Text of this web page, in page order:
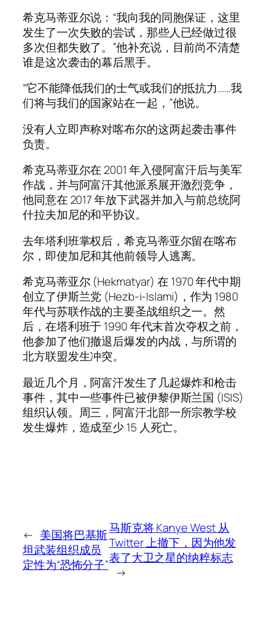
希克马蒂亚尔说：“我向我的同胞保证，这里
发生了一次失败的尝试，那些人已经做过很
多次但都失败了。”他补充说，目前尚不清楚
谁是这次袭击的幕后黑手。
“它不能降低我们的士气或我们的抵抗力……我
们将与我们的国家站在一起，”他说。
没有人立即声称对喀布尔的这两起袭击事件
负责。
希克马蒂亚尔在 2001 年入侵阿富汗后与美军
作战，并与阿富汗其他派系展开激烈竞争，
他同意在 2017 年放下武器并加入与前总统阿
什拉夫加尼的和平协议。
去年塔利班掌权后，希克马蒂亚尔留在喀布
尔，即使加尼和其他前领导人逃离。
希克马蒂亚尔 (Hekmatyar) 在 1970 年代中期
创立了伊斯兰党 (Hezb-i-Islami)，作为 1980
年代与苏联作战的主要圣战组织之一。然
后，在塔利班于 1990 年代末首次夺权之前，
他参加了他们撤退后爆发的内战，与所谓的
北方联盟发生冲突。
最近几个月，阿富汗发生了几起爆炸和枪击
事件，其中一些事件已被伊黎伊斯兰国 (ISIS)
组织认领。周三，阿富汗北部一所宗教学校
发生爆炸，造成至少 15 人死亡。
← 美国将巴基斯
坦武装组织成员
定性为“恐怖分子”
马斯克将 Kanye West 从
Twitter 上撤下，因为他发
表了大卫之星的纳粹标志
→